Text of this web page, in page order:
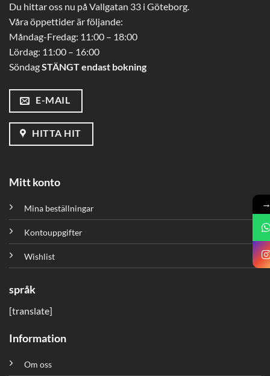
Du hittar oss nu på Vallgatan 33 i Göteborg.
Våra öppettider är följande:
Måndag-Fredag: 11:00 – 18:00
Lördag: 11:00 – 16:00
SöndagSTÄNGT endast bokning
E-MAIL
HITTA HIT
Mitt konto
Mina beställningar
Kontouppgifter
Wishlist
språk
[translate]
Information
Om oss